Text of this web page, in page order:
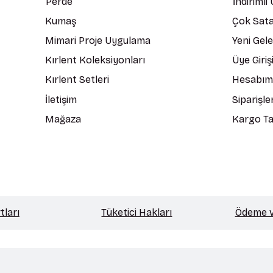
Kumaş
Mimari Proje Uygulama
Kırlent Koleksiyonları
Kırlent Setleri
İletişim
Mağaza
Çok
Yeni
Üye Girişi
Hesabım
Kargo
Tüketici Hakları Ödeme